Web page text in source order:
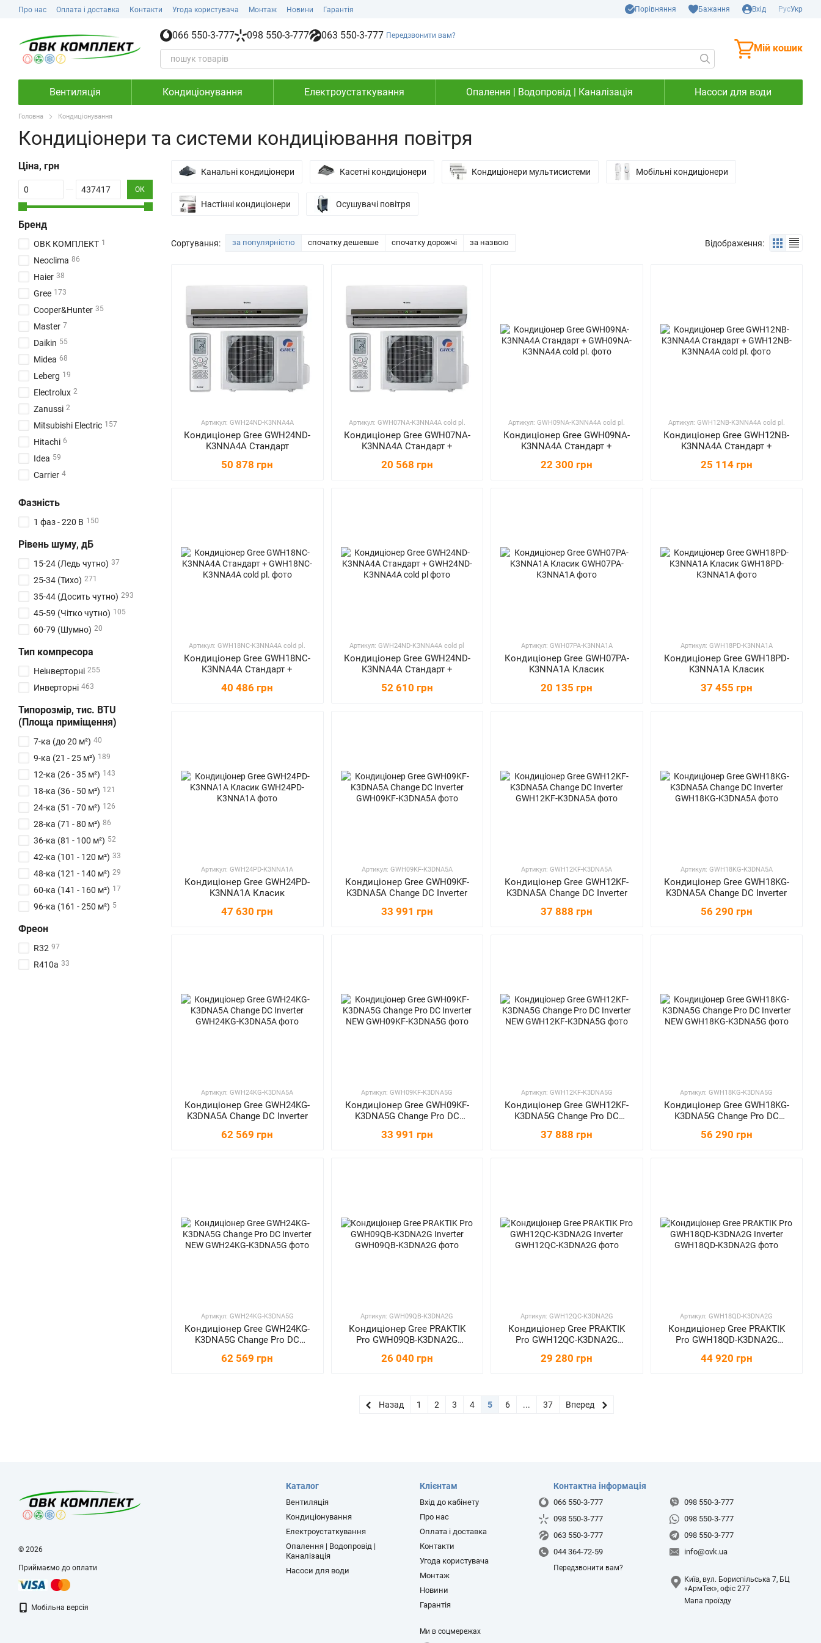
Перейти до основного контенту
Про нас Оплата і доставка Контакти Угода користувача Монтаж Новини Гарантія Порівняння Бажання Вхід РусУкр
066 550-3-777 098 550-3-777 063 550-3-777 Передзвонити вам?
Мій кошик
Вентиляція Кондиціонування Електроустаткування Опалення | Водопровід | Каналізація Насоси для води
Головна Кондиціонування
Кондиціонери та системи кондиціювання повітря
Канальні кондиціонери Касетні кондиціонери Кондиціонери мультисистеми Мобільні кондиціонери
Настінні кондиціонери Осушувачі повітря
Сортування: за популярністю спочатку дешевше спочатку дорожчі за назвою Відображення:
Артикул: GWH24ND-K3NNA4A
Кондиціонер Gree GWH24ND-
K3NNA4A Стандарт
50 878 грн
Артикул: GWH07NA-K3NNA4A cold pl.
Кондиціонер Gree GWH07NA-
K3NNA4A Стандарт +
20 568 грн
Артикул: GWH09NA-K3NNA4A сold pl.
Кондиціонер Gree GWH09NA-
K3NNA4A Стандарт +
22 300 грн
Артикул: GWH12NB-K3NNA4A сold pl.
Кондиціонер Gree GWH12NB-
K3NNA4A Стандарт +
25 114 грн
Артикул: GWH18NC-K3NNA4A сold pl.
Кондиціонер Gree GWH18NC-
K3NNA4A Стандарт +
40 486 грн
Артикул: GWH24ND-K3NNA4A сold pl
Кондиціонер Gree GWH24ND-
K3NNA4A Стандарт +
52 610 грн
Артикул: GWH07PA-K3NNA1A
Кондиціонер Gree GWH07PA-
K3NNA1A Класик
20 135 грн
Артикул: GWH18PD-K3NNA1A
Кондиціонер Gree GWH18PD-
K3NNA1A Класик
37 455 грн
Артикул: GWH24PD-K3NNA1A
Кондиціонер Gree GWH24PD-
K3NNA1A Класик
47 630 грн
Артикул: GWH09KF-K3DNA5A
Кондиціонер Gree GWH09KF-
K3DNA5A Change DC Inverter
33 991 грн
Артикул: GWH12KF-K3DNA5A
Кондиціонер Gree GWH12KF-
K3DNA5A Change DC Inverter
37 888 грн
Артикул: GWH18KG-K3DNA5A
Кондиціонер Gree GWH18KG-
K3DNA5A Change DC Inverter
56 290 грн
Артикул: GWH24KG-K3DNA5A
Кондиціонер Gree GWH24KG-
K3DNA5A Change DC Inverter
62 569 грн
Артикул: GWH09KF-K3DNA5G
Кондиціонер Gree GWH09KF-
K3DNA5G Change Pro DC
33 991 грн
Артикул: GWH12KF-K3DNA5G
Кондиціонер Gree GWH12KF-
K3DNA5G Change Pro DC
37 888 грн
Артикул: GWH18KG-K3DNA5G
Кондиціонер Gree GWH18KG-
K3DNA5G Change Pro DC
56 290 грн
Артикул: GWH24KG-K3DNA5G
Кондиціонер Gree GWH24KG-
K3DNA5G Change Pro DC
62 569 грн
Артикул: GWH09QB-K3DNA2G
Кондиціонер Gree PRAKTIK
Pro GWH09QB-K3DNA2G
26 040 грн
Артикул: GWH12QC-K3DNA2G
Кондиціонер Gree PRAKTIK
Pro GWH12QC-K3DNA2G
29 280 грн
Артикул: GWH18QD-K3DNA2G
Кондиціонер Gree PRAKTIK
Pro GWH18QD-K3DNA2G
44 920 грн
Назад 1 2 3 4 5 6 ... 37 Вперед
Ціна, грн
Від Ціна, грн
До Ціна, грн ОК
Бренд
ОВК КОМПЛЕКТ 1
Neoclima 86
Haier 38
Gree 173
Cooper&Hunter 35
Master 7
Daikin 55
Midea 68
Leberg 19
Electrolux 2
Zanussi 2
Mitsubishi Electric 157
Hitachi 6
Idea 59
Carrier 4
Фазність
1 фаз - 220 В 150
Рівень шуму, дБ
15-24 (Ледь чутно) 37
25-34 (Тихо) 271
35-44 (Досить чутно) 293
45-59 (Чітко чутно) 105
60-79 (Шумно) 20
Тип компресора
Неінверторні 255
Инверторні 463
Типорозмір, тис. BTU
(Площа приміщення)
7-ка (до 20 м²) 40
9-ка (21 - 25 м²) 189
12-ка (26 - 35 м²) 143
18-ка (36 - 50 м²) 121
24-ка (51 - 70 м²) 126
28-ка (71 - 80 м²) 86
36-ка (81 - 100 м²) 52
42-ка (101 - 120 м²) 33
48-ка (121 - 140 м²) 29
60-ка (141 - 160 м²) 17
96-ка (161 - 250 м²) 5
Фреон
R32 97
R410a 33
© 2026
Приймаємо до оплати
Мобільна версія
Каталог
Вентиляція
Кондиціонування
Електроустаткування
Опалення | Водопровід |
Каналізація
Насоси для води
Клієнтам
Вхід до кабінету
Про нас
Оплата і доставка
Контакти
Угода користувача
Монтаж
Новини
Гарантія
Ми в соцмережах
Контактна інформація
066 550-3-777
098 550-3-777
063 550-3-777
044 364-72-59
Передзвонити вам?
098 550-3-777
098 550-3-777
098 550-3-777
info@ovk.ua
Київ, вул. Бориспільська 7, БЦ
«АрмТек», офіс 277
Мапа проїзду